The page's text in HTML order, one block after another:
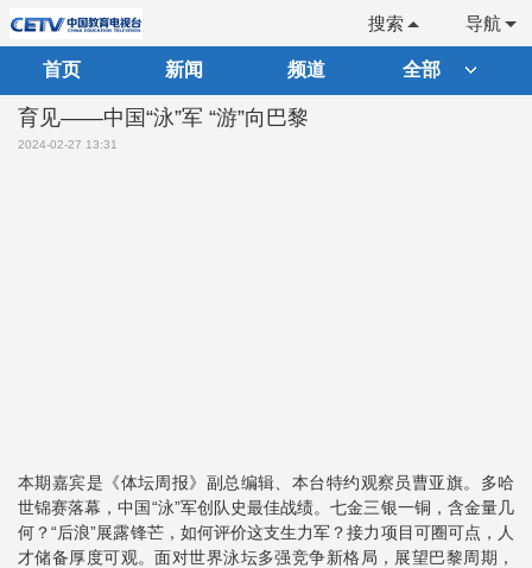
导航
搜索
首页 新闻 频道 全部
育见——中国“泳”军 “游”向巴黎
2024-02-27 13:31
本期嘉宾是《体坛周报》副总编辑、本台特约观察员曹亚旗。多哈
世锦赛落幕，中国“泳”军创队史最佳战绩。七金三银一铜，含金量几
何？“后浪”展露锋芒，如何评价这支生力军？接力项目可圈可点，人
才储备厚度可观。面对世界泳坛多强竞争新格局，展望巴黎周期，